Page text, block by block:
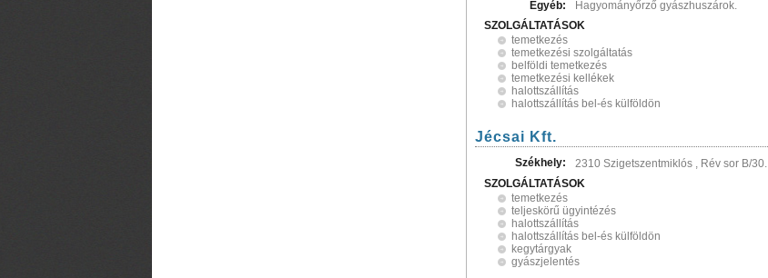
Egyéb:
Hagyományőrző gyászhuszárok.
SZOLGÁLTATÁSOK
temetkezés
temetkezési szolgáltatás
belföldi temetkezés
temetkezési kellékek
halottszállítás
halottszállítás bel-és külföldön
Jécsai Kft.
Székhely:
2310 Szigetszentmiklós , Rév sor B/30.
SZOLGÁLTATÁSOK
temetkezés
teljeskörű ügyintézés
halottszállítás
halottszállítás bel-és külföldön
kegytárgyak
gyászjelentés